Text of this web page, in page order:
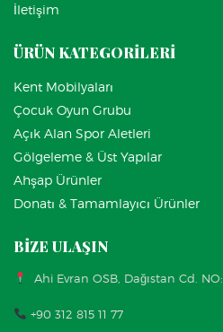
İletişim
ÜRÜN KATEGORİLERİ
Kent Mobilyaları
Çocuk Oyun Grubu
Açık Alan Spor Aletleri
Gölgeleme & Üst Yapılar
Ahşap Ürünler
Donatı & Tamamlayıcı Ürünler
BİZE ULAŞIN
Ahi Evran OSB, Dağıstan Cd.
+90 312 815 11 77